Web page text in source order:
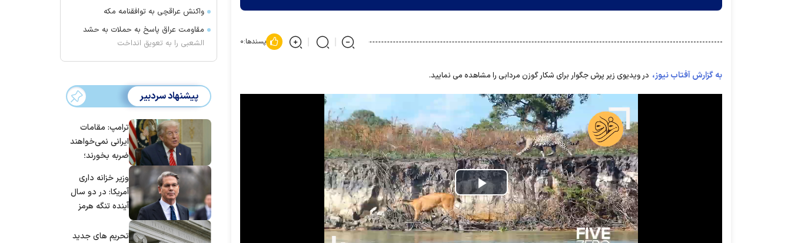
پسندها:۰
به گزارش آفتاب نیوز، در ویدیوی زیر پرش جگوار برای شکار گوزن مردابی را مشاهده می نمایید.
Play
Video
واکنش عراقچی به توافقنامه مکه
مقاومت عراق پاسخ به حملات به حشد
الشعبی را به تعویق انداخت
پیشنهاد سردبیر
ترامپ: مقامات
ایرانی نمی‌خواهند
ضربه بخورند؛
توافق برسند
وزیر خزانه داری
آمریکا: در دو سال
آینده تنگه هرمز
شد
تحریم های جدید